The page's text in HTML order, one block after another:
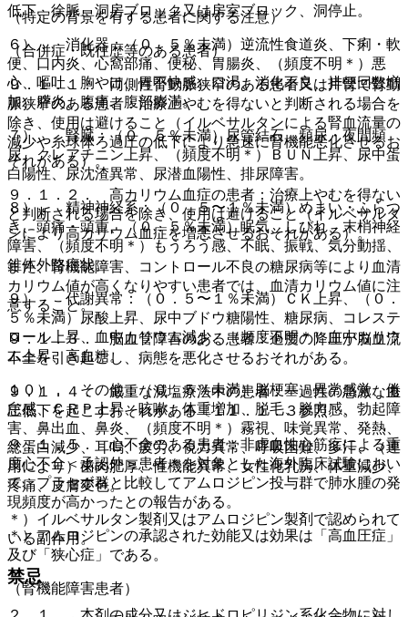
（特定の背景を有する患者に関する注意）
（合併症・既往歴等のある患者）
９．１．１． 両側性腎動脈狭窄のある患者又は片腎で腎動
脈狭窄のある患者：治療上やむを得ないと判断される場合を
除き、使用は避けること（イルベサルタンによる腎血流量の
減少や糸球体ろ過圧の低下により急速に腎機能悪化させるお
それがある）。
９．１．２． 高カリウム血症の患者：治療上やむを得ない
と判断される場合を除き、使用は避けること（イルベサルタ
ンにより高カリウム血症を増悪させるおそれがある）。
また、腎機能障害、コントロール不良の糖尿病等により血清
カリウム値が高くなりやすい患者では、血清カリウム値に注
意すること。
９．１．３． 脳血管障害のある患者：過度の降圧が脳血流
不全を引き起こし、病態を悪化させるおそれがある。
９．１．４． 厳重な減塩療法中の患者：一過性の急激な血
圧低下を起こすおそれがある〔１１．１．３参照〕。
９．１．５． 心不全のある患者：非虚血性心筋症による重
度心不全＜承認外＞患者＊を対象とした海外臨床試験におい
て、プラセボ群と比較してアムロジピン投与群で肺水腫の発
現頻度が高かったとの報告がある。
＊）アムロジピンの承認された効能又は効果は「高血圧症」
及び「狭心症」である。
（腎機能障害患者）
低下、徐脈、洞房ブロック又は房室ブロック、洞停止。
６）． 消化器：（０．５％未満）逆流性食道炎、下痢・軟
便、口内炎、心窩部痛、便秘、胃腸炎、（頻度不明＊）悪
心、嘔吐、胸やけ、胃不快感、口渇、消化不良、排便回数増
加、膵炎、腹痛、腹部膨満。
７）． 腎臓：（０．５％未満）尿管結石、頻尿・夜間頻
尿、クレアチニン上昇、（頻度不明＊）ＢＵＮ上昇、尿中蛋
白陽性、尿沈渣異常、尿潜血陽性、排尿障害。
８）． 精神神経系：（０．５〜１％未満）めまい・ふらつ
き、頭痛・頭重、（０．５％未満）眠気、しびれ、末梢神経
障害、（頻度不明＊）もうろう感、不眠、振戦、気分動揺、
錐体外路症状。
９）． 代謝異常：（０．５〜１％未満）ＣＫ上昇、（０．
５％未満）尿酸上昇、尿中ブドウ糖陽性、糖尿病、コレステ
ロール上昇、血中カリウム減少、（頻度不明＊）血中カリウ
ム上昇、高血糖。
１０）． その他：（０．５％未満）脳梗塞、異常感覚、倦
怠感、ＣＲＰ上昇、咳嗽、体重増加、脱毛、脱力感、勃起障
害、鼻出血、鼻炎、（頻度不明＊）霧視、味覚異常、発熱、
総蛋白減少、耳鳴、疲労、視力異常、呼吸困難、多汗、（連
用により）歯肉肥厚、性機能異常、女性化乳房、体重減少、
疼痛、皮膚変色。
＊）イルベサルタン製剤又はアムロジピン製剤で認められて
いる副作用。
禁忌